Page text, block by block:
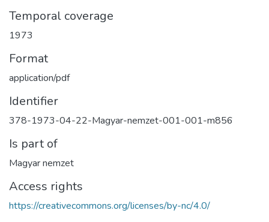
Temporal coverage
1973
Format
application/pdf
Identifier
378-1973-04-22-Magyar-nemzet-001-001-m856
Is part of
Magyar nemzet
Access rights
https://creativecommons.org/licenses/by-nc/4.0/